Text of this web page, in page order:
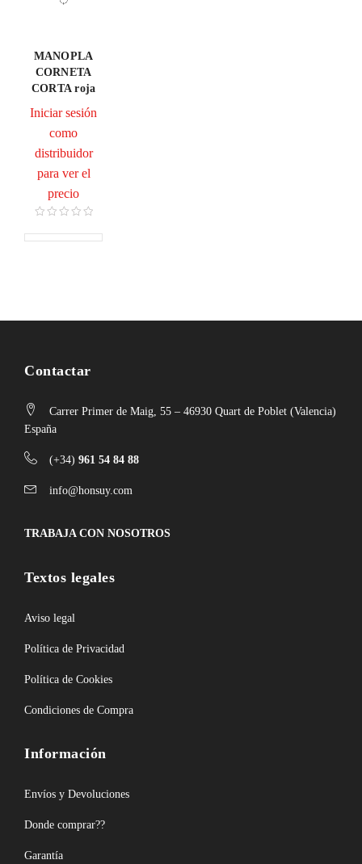
MANOPLA
CORNETA
CORTA roja
Iniciar sesión
como
distribuidor
para ver el
precio
Contactar
Carrer Primer de Maig, 55 – 46930 Quart de Poblet (Valencia)
España
(+34) 961 54 84 88
info@honsuy.com
TRABAJA CON NOSOTROS
Textos legales
Aviso legal
Política de Privacidad
Política de Cookies
Condiciones de Compra
Información
Envíos y Devoluciones
Donde comprar??
Garantía